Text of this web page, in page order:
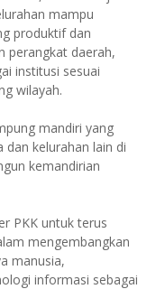
mampu
produktif dan
perangkat daerah,
institusi sesuai
wilayah.
mandiri yang
kelurahan lain di
kemandirian
PKK untuk terus
mengembangkan
manusia,
informasi sebagai